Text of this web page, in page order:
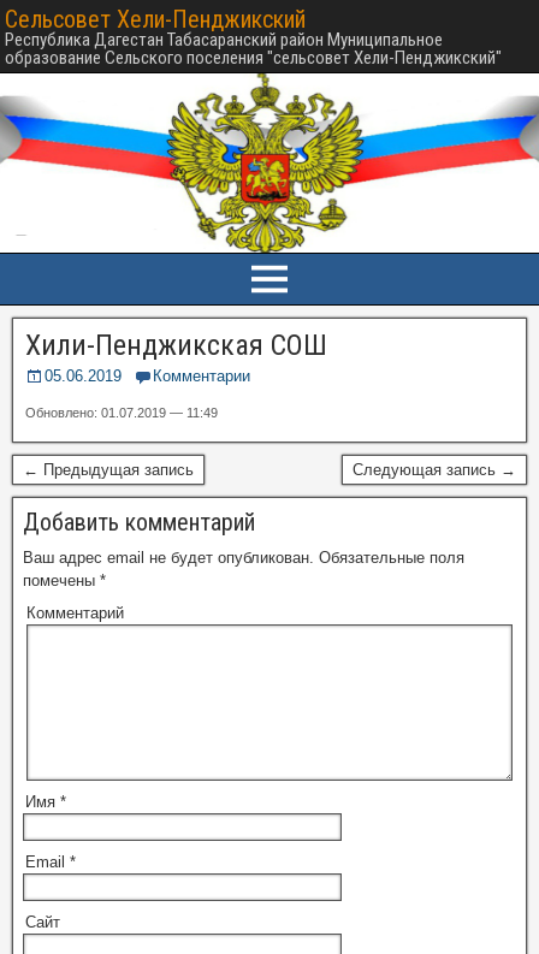
Сельсовет Хели-Пенджикский
Республика Дагестан Табасаранский район Муниципальное
образование Сельского поселения "сельсовет Хели-Пенджикский"
Хили-Пенджикская СОШ
05.06.2019 Комментарии
Обновлено: 01.07.2019 — 11:49
← Предыдущая запись Следующая запись →
Добавить комментарий
Ваш адрес email не будет опубликован. Обязательные поля
помечены *
Комментарий
Имя *
Email *
Сайт